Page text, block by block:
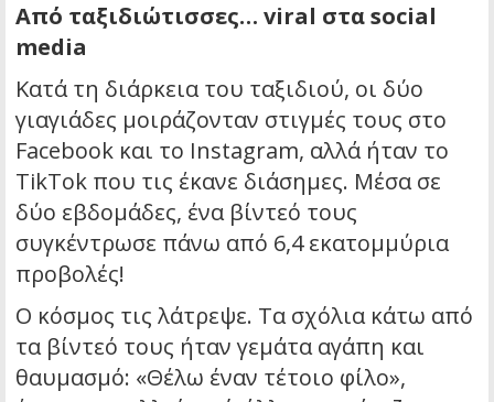
Από ταξιδιώτισσες… viral στα social
media
Κατά τη διάρκεια του ταξιδιού, οι δύο
γιαγιάδες μοιράζονταν στιγμές τους στο
Facebook και το Instagram, αλλά ήταν το
TikTok που τις έκανε διάσημες. Μέσα σε
δύο εβδομάδες, ένα βίντεό τους
συγκέντρωσε πάνω από 6,4 εκατομμύρια
προβολές!
Ο κόσμος τις λάτρεψε. Τα σχόλια κάτω από
τα βίντεό τους ήταν γεμάτα αγάπη και
θαυμασμό: «Θέλω έναν τέτοιο φίλο»,